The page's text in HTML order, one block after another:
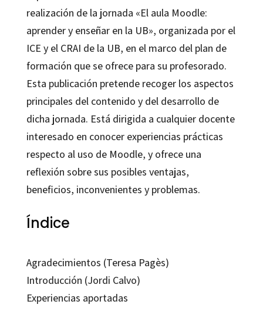
realización de la jornada «El aula Moodle:
aprender y enseñar en la UB», organizada por el
ICE y el CRAI de la UB, en el marco del plan de
formación que se ofrece para su profesorado.
Esta publicación pretende recoger los aspectos
principales del contenido y del desarrollo de
dicha jornada. Está dirigida a cualquier docente
interesado en conocer experiencias prácticas
respecto al uso de Moodle, y ofrece una
reflexión sobre sus posibles ventajas,
beneficios, inconvenientes y problemas.
Índice
Agradecimientos (Teresa Pagès)
Introducción (Jordi Calvo)
Experiencias aportadas